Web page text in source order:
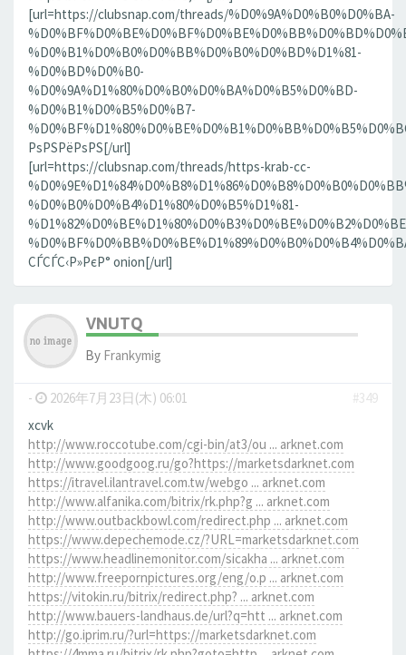
[url=https://clubsnap.com/threads/%D0%9A%D0%B0%D0%BA-
%D0%B1%D0%B0%D0%BB%D0%B0%D0%BD%D1%81-
%D0%BD%D0%B0-
%D0%9A%D1%80%D0%B0%D0%BA%D0%B5%D0%BD-
%D0%B1%D0%B5%D0%B7-
РѕРЅРёРѕРЅ[/url]
[url=https://clubsnap.com/threads/https-krab-cc-
%D0%B0%D0%B4%D1%80%D0%B5%D1%81-
СЃСЃС‹Р»РєР° onion[/url]
VNUTQ
By Frankymig
- 2026年7月23日(木) 06:01
#349
xcvk
http://www.roccotube.com/cgi-bin/at3/ou ... arknet.com
http://www.goodgoog.ru/go?https://marketsdarknet.com
https://itravel.ilantravel.com.tw/webgo ... arknet.com
http://www.alfanika.com/bitrix/rk.php?g ... arknet.com
http://www.outbackbowl.com/redirect.php ... arknet.com
https://www.depechemode.cz/?URL=marketsdarknet.com
https://www.headlinemonitor.com/sicakha ... arknet.com
http://www.freepornpictures.org/eng/o.p ... arknet.com
https://vitokin.ru/bitrix/redirect.php? ... arknet.com
http://www.bauers-landhaus.de/url?q=htt ... arknet.com
http://go.iprim.ru/?url=https://marketsdarknet.com